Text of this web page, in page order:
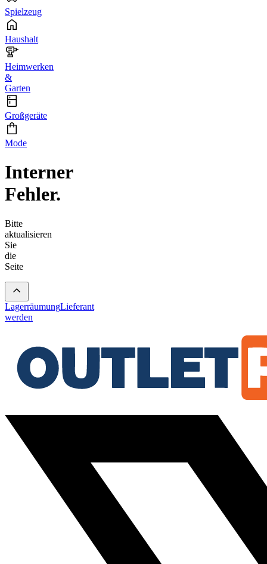
Spielzeug
Haushalt
Heimwerken
&
Garten
Großgeräte
Mode
Interner
Fehler.
Bitte
aktualisieren
Sie
die
Seite
LagerräumungLieferant
werden